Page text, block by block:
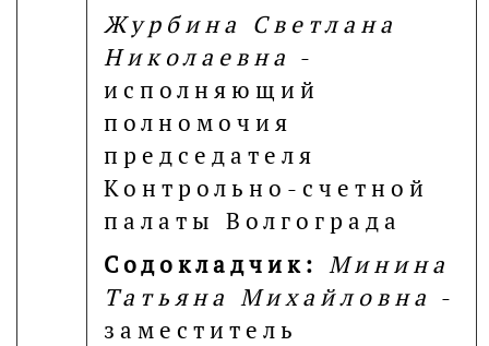
Журбина Светлана
Николаевна -
исполняющий
полномочия
председателя
Контрольно-счетной
палаты Волгограда
Содокладчик: Минина
Татьяна Михайловна -
заместитель